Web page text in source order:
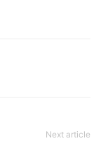
Next article